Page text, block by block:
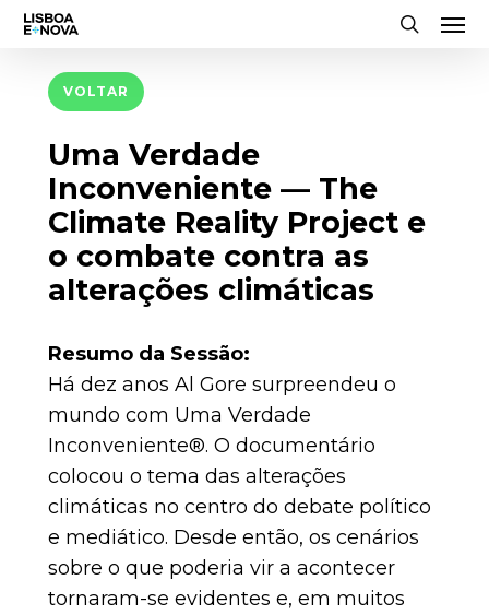
Skip
content
VOLTAR
Uma Verdade
Inconveniente — The
Climate Reality Project e
o combate contra as
alterações climáticas
Resumo da Sessão:
Há dez anos Al Gore surpreendeu o
mundo com Uma Verdade
Inconveniente®. O documentário
colocou o tema das alterações
climáticas no centro do debate político
e mediático. Desde então, os cenários
sobre o que poderia vir a acontecer
tornaram-se evidentes e, em muitos